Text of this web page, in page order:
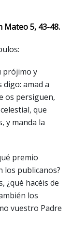
Mateo 5, 43-48.
prójimo y
amad a
os persiguen,
que
y manda la
premio
los publicanos?
¿qué hacéis de
los
vuestro Padre